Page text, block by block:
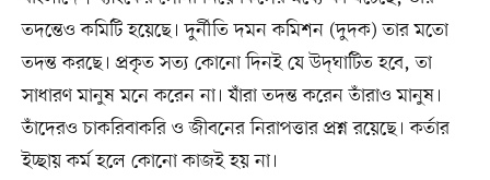
তদন্তেও কমিটি হয়েছে। দুর্নীতি দমন কমিশন (দুদক) তার মতো
তদন্ত করছে। প্রকৃত সত্য কোনো দিনই যে উদ্‌ঘাটিত হবে, তা
সাধারণ মানুষ মনে করেন না। যাঁরা তদন্ত করেন তাঁরাও মানুষ।
তাঁদেরও চাকরিবাকরি ও জীবনের নিরাপত্তার প্রশ্ন রয়েছে। কর্তার
ইচ্ছায় কর্ম হলে কোনো কাজই হয় না।